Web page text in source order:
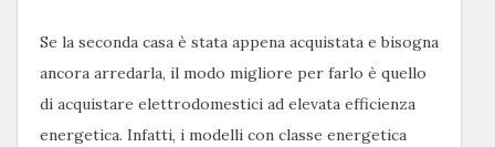
Se la seconda casa è stata appena acquistata e bisogna
ancora arredarla, il modo migliore per farlo è quello
di acquistare elettrodomestici ad elevata efficienza
energetica. Infatti, i modelli con classe energetica